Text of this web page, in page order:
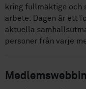
kring fullmäktige och
arbete. Dagen är ett
aktuella
personer från varje